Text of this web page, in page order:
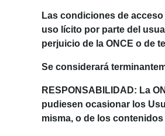
Las condiciones de
uso lícito por parte del
perjuicio de la ONCE o de
Se considerará
RESPONSABILIDAD: La
pudiesen ocasionar los
misma, o de los